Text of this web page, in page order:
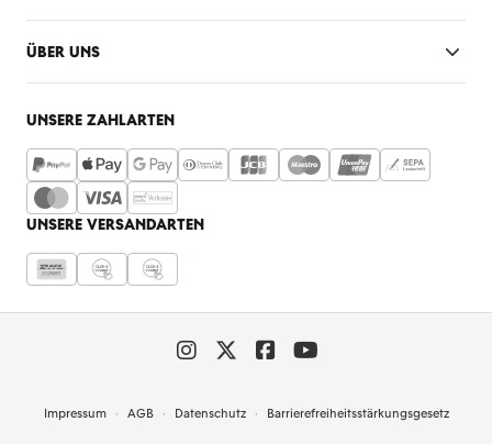
ÜBER UNS
UNSERE ZAHLARTEN
UNSERE VERSANDARTEN
Impressum AGB Datenschutz Barrierefreiheitsstärkungsgesetz